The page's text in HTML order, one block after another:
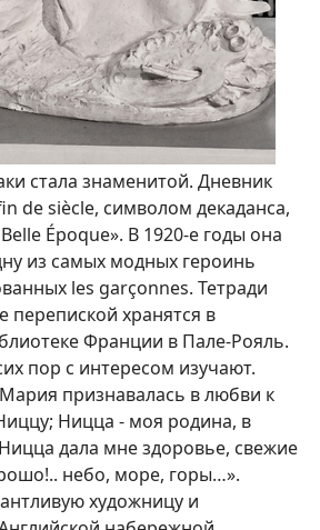
стала знаменитой. Дневник
de siècle, символом декаданса,
Époque». В 1920-е годы она
из самых модных героинь
les garçonnes. Тетради
перепиской хранятся в
Франции в Пале-Рояль.
пор с интересом изучают.
признавалась в любви к
Ницца - моя родина, в
дала мне здоровье, свежие
небо, море, горы…».
художницу и